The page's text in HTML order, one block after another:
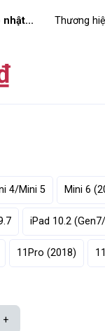
nhật... Thương
4/Mini 5 Mini 6
iPad 10.2
11Pro (2018)
+